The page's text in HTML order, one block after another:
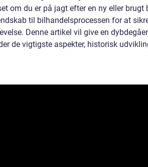
om du er på jagt efter en ny eller brugt
til bilhandelsprocessen for at
Denne artikel vil give en
de vigtigste aspekter, historisk